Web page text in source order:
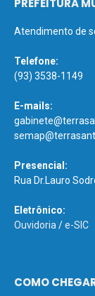
PREFEITURA
Atendimento de
Telefone:
(93) 3538-1149
E-mails:
Presencial:
Rua Dr.Lauro
Eletrônico:
Ouvidoria /e-SIC
COMO